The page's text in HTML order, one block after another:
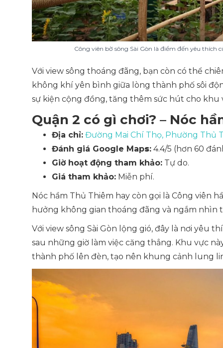
Công viên bờ sông Sài Gòn là điểm đến yêu thích
Với view sông thoáng đãng, bạn còn có thể
không khí yên bình giữa lòng thành phố sôi
sự kiện cộng đồng, tăng thêm sức hút cho khu
Quận 2 có gì chơi? – Nóc
Địa chỉ: Đường Mai Chí Thọ, Phường Thủ
Đánh giá Google Maps: 4.4/5 (hơn 60
Giờ hoạt động tham khảo: Tự do.
Giá tham khảo: Miễn phí.
Nóc hầm Thủ Thiêm hay còn gọi là Công viên
hưởng không gian thoáng đãng và ngắm nhìn
Với view sông Sài Gòn lộng gió, đây là nơi yêu
sau những giờ làm việc căng thẳng. Khu vực
thành phố lên đèn, tạo nên khung cảnh lung